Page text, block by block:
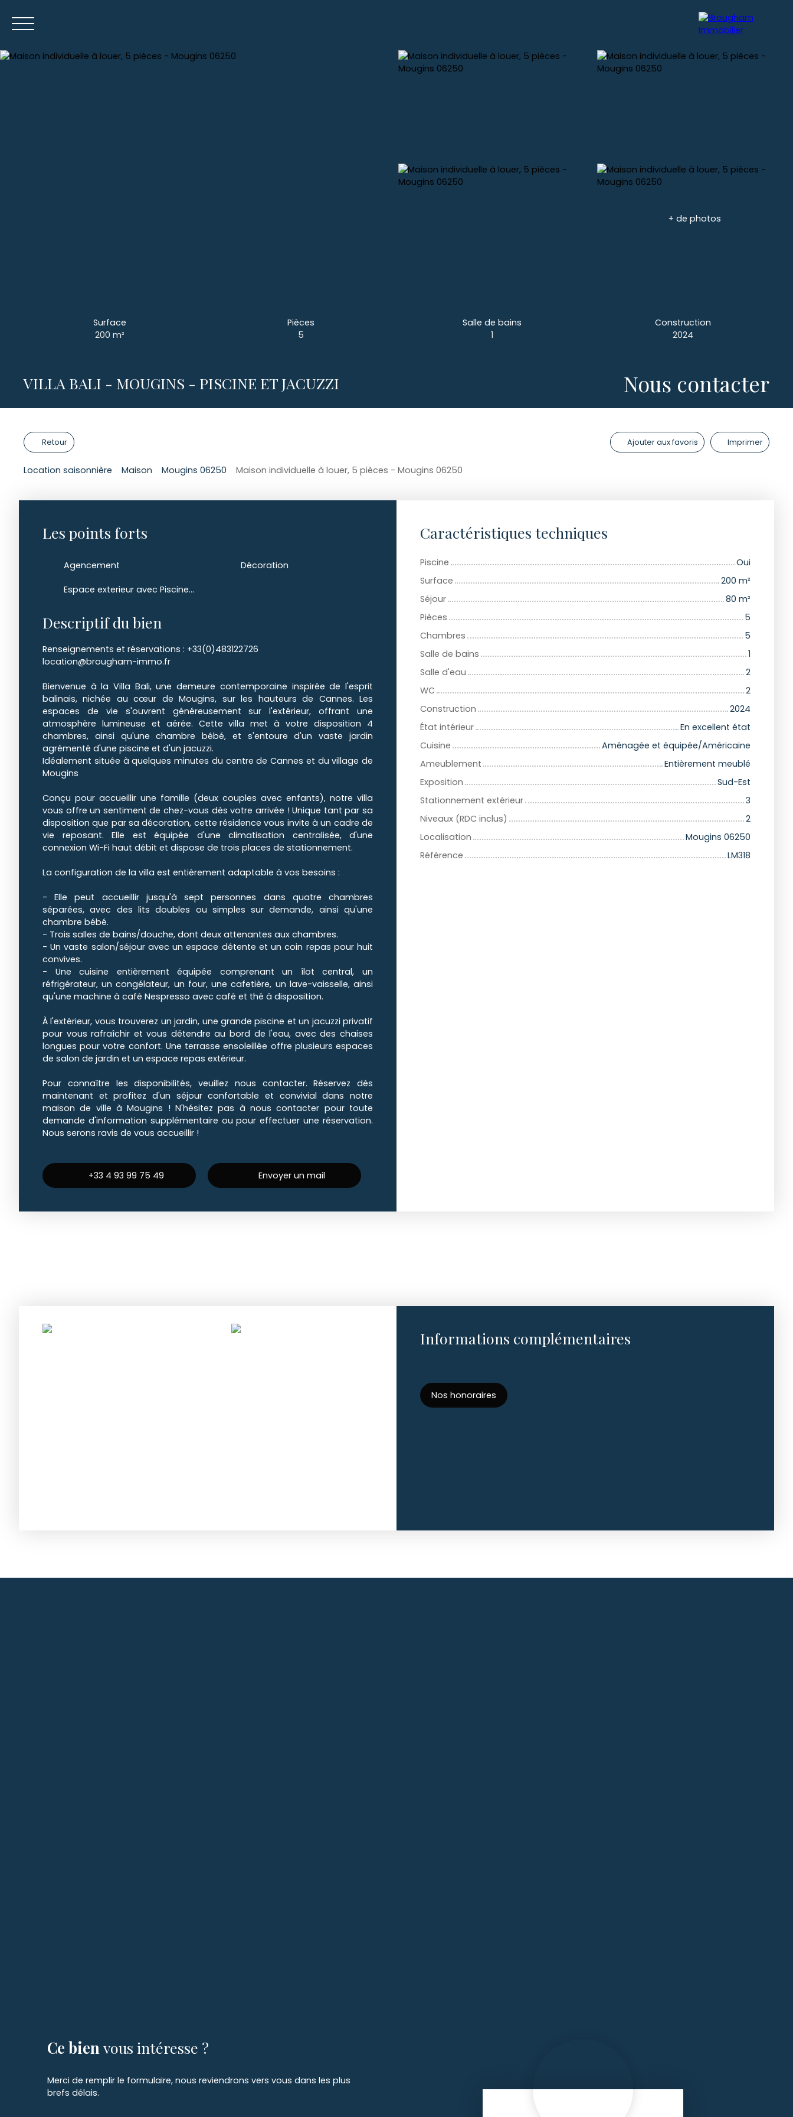
Gestion de location saisonnière Blog
+ de photos
Surface
200m²
Pièces
5
Salle de bains
1
Construction
2024
VILLA BALI - MOUGINS - PISCINE ET JACUZZI Nous contacter
Retour Ajouter aux favoris Imprimer
Location saisonnière Maison Mougins 06250 Maison individuelle à louer, 5 pièces - Mougins 06250
Les points forts
Agencement Décoration
Espace exterieur avec Piscine et Jacuzzi
Descriptif du bien
Renseignements et réservations : +33(0)483122726
location@brougham-immo.fr
Bienvenue à la Villa Bali, une demeure contemporaine inspirée de l'esprit
balinais, nichée au cœur de Mougins, sur les hauteurs de Cannes. Les
espaces de vie s'ouvrent généreusement sur l'extérieur, offrant une
atmosphère lumineuse et aérée. Cette villa met à votre disposition 4
chambres, ainsi qu'une chambre bébé, et s'entoure d'un vaste jardin
agrémenté d'une piscine et d'un jacuzzi.
Idéalement située à quelques minutes du centre de Cannes et du village de
Mougins
Conçu pour accueillir une famille (deux couples avec enfants), notre villa
vous offre un sentiment de chez-vous dès votre arrivée ! Unique tant par sa
disposition que par sa décoration, cette résidence vous invite à un cadre de
vie reposant. Elle est équipée d'une climatisation centralisée, d'une
connexion Wi-Fi haut débit et dispose de trois places de stationnement.
La configuration de la villa est entièrement adaptable à vos besoins :
- Elle peut accueillir jusqu'à sept personnes dans quatre chambres
séparées, avec des lits doubles ou simples sur demande, ainsi qu'une
chambre bébé.
- Trois salles de bains/douche, dont deux attenantes aux chambres.
- Un vaste salon/séjour avec un espace détente et un coin repas pour huit
convives.
- Une cuisine entièrement équipée comprenant un îlot central, un
réfrigérateur, un congélateur, un four, une cafetière, un lave-vaisselle, ainsi
qu'une machine à café Nespresso avec café et thé à disposition.
À l'extérieur, vous trouverez un jardin, une grande piscine et un jacuzzi privatif
pour vous rafraîchir et vous détendre au bord de l'eau, avec des chaises
longues pour votre confort. Une terrasse ensoleillée offre plusieurs espaces
de salon de jardin et un espace repas extérieur.
Pour connaître les disponibilités, veuillez nous contacter. Réservez dès
maintenant et profitez d'un séjour confortable et convivial dans notre
maison de ville à Mougins ! N'hésitez pas à nous contacter pour toute
demande d'information supplémentaire ou pour effectuer une réservation.
Nous serons ravis de vous accueillir !
+33 4 93 99 75 49 Envoyer un mail
Caractéristiques techniques
Piscine
Oui
Surface
200 m²
Séjour
80 m²
Pièces
5
Chambres
5
Salle de bains
1
Salle d'eau
2
WC
2
Construction
2024
État intérieur
En excellent état
Cuisine
Aménagée et équipée/Américaine
Ameublement
Entièrement meublé
Exposition
Sud-Est
Stationnement extérieur
3
Niveaux (RDC inclus)
2
Localisation
Mougins 06250
Référence
LM318
Informations complémentaires
Nos honoraires
Ce bien vous intéresse ?
Merci de remplir le formulaire, nous reviendrons vers vous dans les plus
brefs délais.